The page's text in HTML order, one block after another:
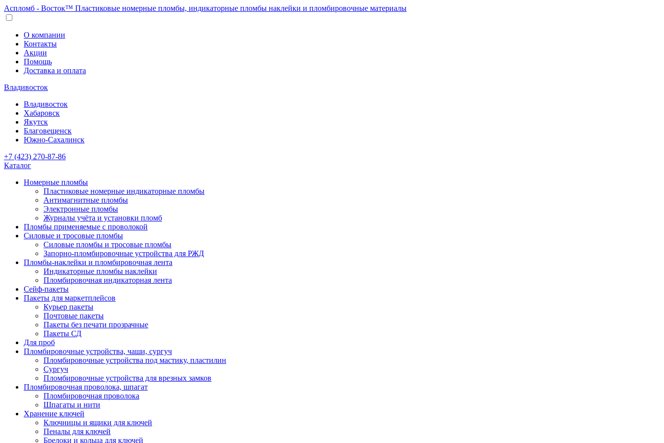
Аспломб - Восток™ Пластиковые номерные пломбы, индикаторные пломбы наклейки и пломбировочные материалы
О компании
Контакты
Акции
Помощь
Доставка и оплата
Владивосток
Владивосток
Хабаровск
Якутск
Благовещенск
Южно-Сахалинск
+7 (423) 270-87-86
Каталог
Номерные пломбы
Пластиковые номерные индикаторные пломбы
Антимагнитные пломбы
Электронные пломбы
Журналы учёта и установки пломб
Пломбы применяемые с проволокой
Силовые и тросовые пломбы
Силовые пломбы и тросовые пломбы
Запорно-пломбировочные устройства для РЖД
Пломбы-наклейки и пломбировочная лента
Индикаторные пломбы наклейки
Пломбировочная индикаторная лента
Сейф-пакеты
Пакеты для маркетплейсов
Курьер пакеты
Почтовые пакеты
Пакеты без печати прозрачные
Пакеты СД
Для проб
Пломбировочные устройства, чаши, сургуч
Пломбировочные устройства под мастику, пластилин
Сургуч
Пломбировочные устройства для врезных замков
Пломбировочная проволока, шпагат
Пломбировочная проволока
Шпагаты и нити
Хранение ключей
Ключницы и ящики для ключей
Пеналы для ключей
Брелоки и кольца для ключей